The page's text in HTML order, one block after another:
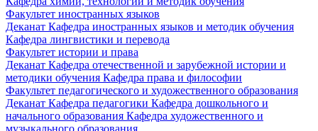
Факультет иностранных языков
Деканат Кафедра иностранных языков и методик обучения
Кафедра лингвистики и перевода
Факультет истории и права
Деканат Кафедра отечественной и зарубежной истории и
методики обучения Кафедра права и философии
Факультет педагогического и художественного образования
Деканат Кафедра педагогики Кафедра дошкольного и
начального образования Кафедра художественного и
музыкального образования